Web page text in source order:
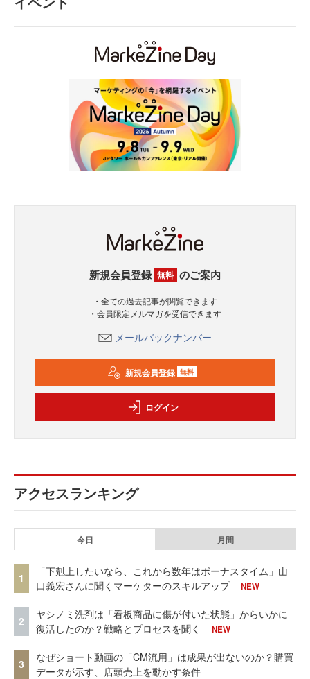
新規会員登録 無料 のご案内
・全ての過去記事が閲覧できます
・会員限定メルマガを受信できます
メールバックナンバー
新規会員登録 無料
ログイン
アクセスランキング
今日 月間
1
「下剋上したいなら、これから数年はボーナスタイム」山
口義宏さんに聞くマーケターのスキルアップ
NEW
2
ヤシノミ洗剤は「看板商品に傷が付いた状態」からいかに
復活したのか？戦略とプロセスを聞く
NEW
3
なぜショート動画の「CM流用」は成果が出ないのか？購買
データが示す、店頭売上を動かす条件